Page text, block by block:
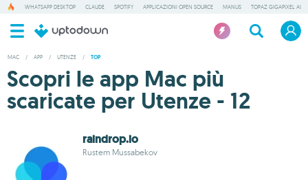
WHATSAPP DESKTOP CLAUDE SPOTIFY APPLICAZIONI OPEN SOURCE MANUS TOPAZ GIGAPIXEL AI
MAC / APP / UTENZE / TOP
Scopri le app Mac più
scaricate per Utenze - 12
raindrop.io
Rustem Mussabekov